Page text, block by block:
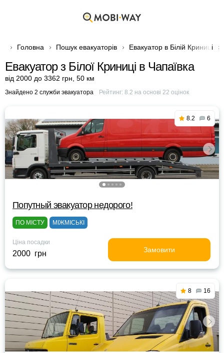
Головна Пошук евакуаторів Евакуатор в Білій Криниці
Евакуатор з Білої Криниці в Чапаївка
від 2000 до 3362 грн 50 км
Знайдено 2 служби эвакуатора Рейтинг: 8.2 на основі 22 оцінок
8.2 6
Попутный эвакуатор недорого!
ПО МІСТУ МІЖМІСЬКІ
Ціна посадки
2000 грн Замовити
8 16